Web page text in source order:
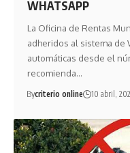
WHATSAPP
La Oficina de Rentas
adheridos al sistema de
automáticas desde el
recomienda…
Bycriterio online 10 abril,